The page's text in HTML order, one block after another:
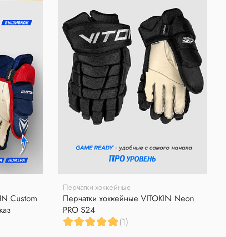
Custom
Перчатки хоккейные
Перчатки хоккейные VITOKIN Neon
PRO S24
(1)